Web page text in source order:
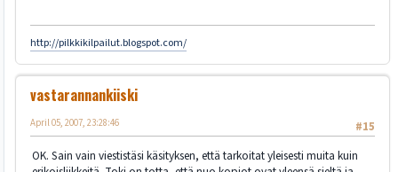
http://pilkkikilpailut.blogspot.com/
vastarannankiiski
#15
April 05, 2007, 23:28:46
OK. Sain vain viestistäsi käsityksen, että tarkoitat yleisesti muita kuin